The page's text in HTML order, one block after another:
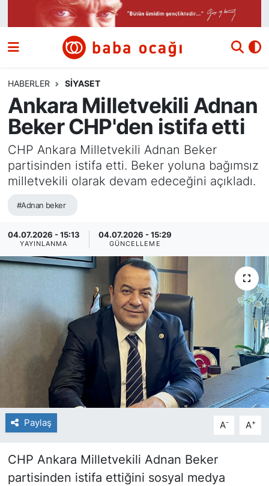
HABERLER SIYASET
Ankara Milletvekili Adnan
Beker CHP'den istifa etti
CHP Ankara Milletvekili Adnan Beker
partisinden istifa etti. Beker yoluna bağımsız
milletvekili olarak devam edeceğini açıkladı.
#Adnan beker
04.07.2026 - 15:13
YAYINLANMA
04.07.2026 - 15:29
GÜNCELLEME
Paylaş A- A+
CHP Ankara Milletvekili Adnan Beker
partisinden istifa ettiğini sosyal medya
Siyaset
Ekonomi
Dünya
Kültür ve Sanat
Eğitim
Bilim ve Teknoloji
Yazı Dizisi
Nöbetçi Eczaneler
Hava Durumu
Namaz Vakitleri
Trafik Durumu
Süper Lig Puan Durumu ve Fikstür
Tüm Manşetler
Son Dakika Haberleri
Haber Arşivi